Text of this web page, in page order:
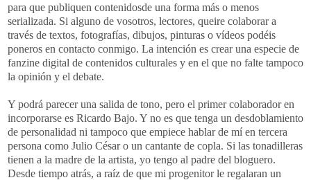
para que publiquen contenidosde una forma más o menos
serializada. Si alguno de vosotros, lectores, queire colaborar a
través de textos, fotografías, dibujos, pinturas o vídeos podéis
poneros en contacto conmigo. La intención es crear una especie de
fanzine digital de contenidos culturales y en el que no falte tampoco
la opinión y el debate.
Y podrá parecer una salida de tono, pero el primer colaborador en
incorporarse es Ricardo Bajo. Y no es que tenga un desdoblamiento
de personalidad ni tampoco que empiece hablar de mí en tercera
persona como Julio César o un cantante de copla. Si las tonadilleras
tienen a la madre de la artista, yo tengo al padre del bloguero.
Desde tiempo atrás, a raíz de que mi progenitor le regalaran un